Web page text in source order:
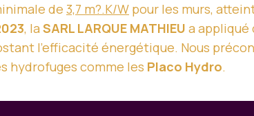
de 3,7 m?.K/W pour les murs,
, la SARL LARQUE MATHIEU a appliqué
l’efficacité énergétique. Nous
hydrofuges comme les Placo Hydro.